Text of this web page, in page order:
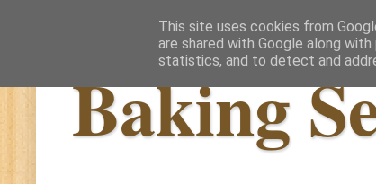
Baking
This site uses cookies from
are shared with Google along
statistics, and to detect and